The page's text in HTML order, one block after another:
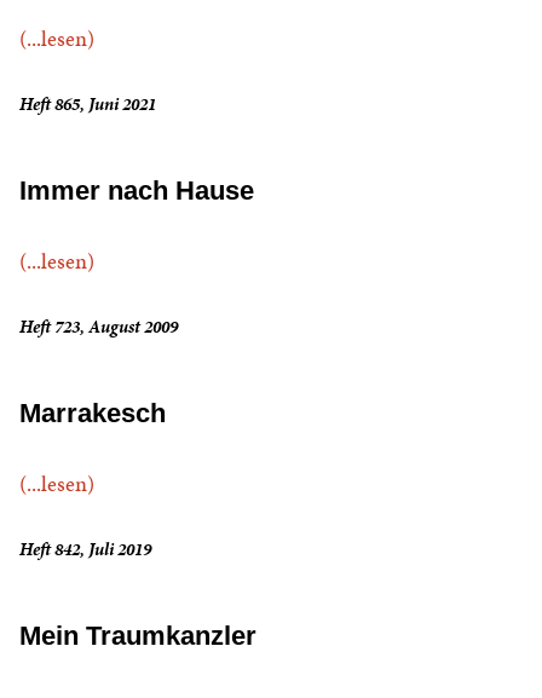
(...lesen)
Heft 865, Juni 2021
Immer nach Hause
(...lesen)
Heft 723, August 2009
Marrakesch
(...lesen)
Heft 842, Juli 2019
Mein Traumkanzler